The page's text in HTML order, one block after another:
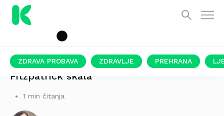
ZDRAVA PROBAVA ZDRAVLJE PREHRANA
Fitzpatrick skala
1 min čitanja